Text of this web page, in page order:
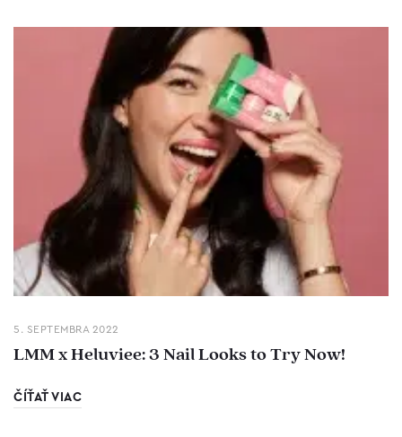
5. SEPTEMBRA 2022
LMM x Heluviee: 3 Nail Looks to Try Now!
ČÍŤAŤ VIAC